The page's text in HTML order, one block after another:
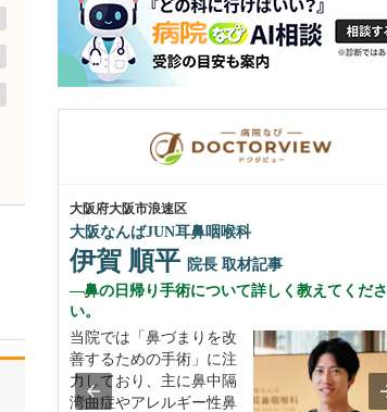
大阪府大阪市浪速区
大阪なんばJUN耳鼻咽喉科
伊賀 順平 院長 取材記事
鼻の日帰り手術について詳しく教えてくださ
い。
当院では「鼻づまりを改
善するための手術」に注
力しており、主に鼻中隔
湾曲症やアレルギー性鼻